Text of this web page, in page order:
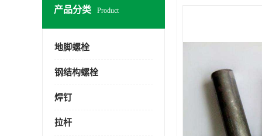
产品分类 Product
地脚螺栓
钢结构螺栓
焊钉
拉杆